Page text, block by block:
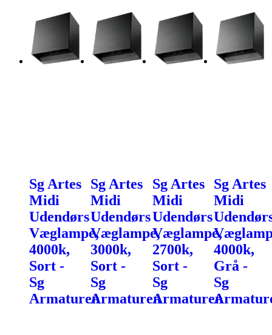
Sg Artes
Midi
Udendørs
Væglampe,
4000k,
Sort -
Sg
Armaturen
Sg Artes
Midi
Udendørs
Væglampe,
3000k,
Sort -
Sg
Armaturen
Sg Artes
Midi
Udendørs
Væglampe,
2700k,
Sort -
Sg
Armaturen
Sg Artes
Midi
4000k,
Grå -
Sg